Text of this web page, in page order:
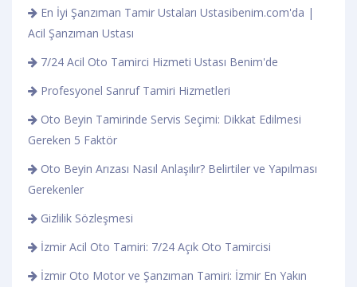
En İyi Şanzıman Tamir Ustaları Ustasibenim.com'da |
Acil Şanzıman Ustası
7/24 Acil Oto Tamirci Hizmeti Ustası Benim'de
Profesyonel Sanruf Tamiri Hizmetleri
Oto Beyin Tamirinde Servis Seçimi: Dikkat Edilmesi
Gereken 5 Faktör
Oto Beyin Arızası Nasıl Anlaşılır? Belirtiler ve Yapılması
Gerekenler
Gizlilik Sözleşmesi
İzmir Acil Oto Tamiri: 7/24 Açık Oto Tamircisi
İzmir Oto Motor ve Şanzıman Tamiri: İzmir En Yakın